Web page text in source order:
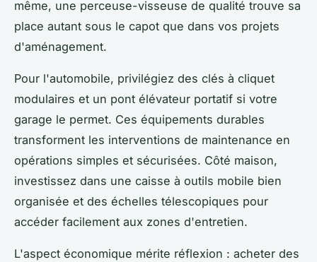
même, une perceuse-visseuse de qualité trouve sa
place autant sous le capot que dans vos projets
d'aménagement.
Pour l'automobile, privilégiez des clés à cliquet
modulaires et un pont élévateur portatif si votre
garage le permet. Ces équipements durables
transforment les interventions de maintenance en
opérations simples et sécurisées. Côté maison,
investissez dans une caisse à outils mobile bien
organisée et des échelles télescopiques pour
accéder facilement aux zones d'entretien.
L'aspect économique mérite réflexion : acheter des